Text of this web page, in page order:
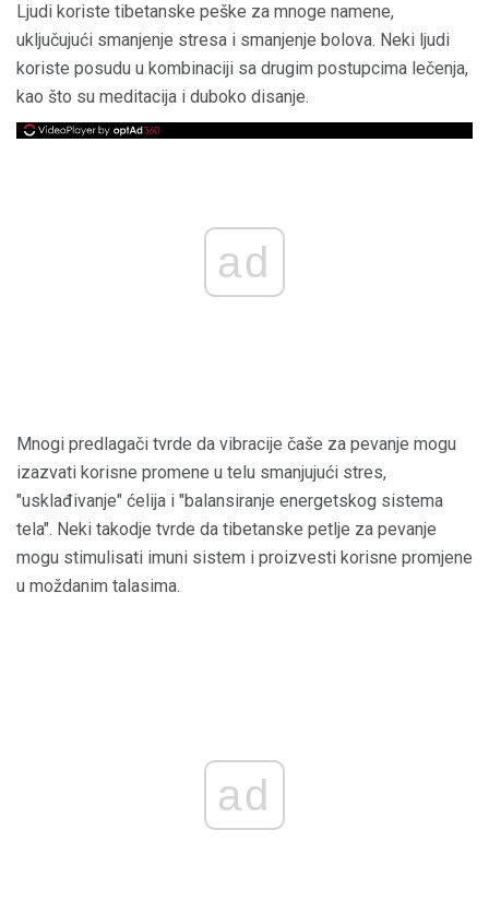
Ljudi koriste tibetanske peške za mnoge namene,
uključujući smanjenje stresa i smanjenje bolova. Neki ljudi
koriste posudu u kombinaciji sa drugim postupcima lečenja,
kao što su meditacija i duboko disanje.
ad
Mnogi predlagači tvrde da vibracije čaše za pevanje mogu
izazvati korisne promene u telu smanjujući stres,
"usklađivanje" ćelija i "balansiranje energetskog sistema
tela". Neki takodje tvrde da tibetanske petlje za pevanje
mogu stimulisati imuni sistem i proizvesti korisne promjene
u moždanim talasima.
ad